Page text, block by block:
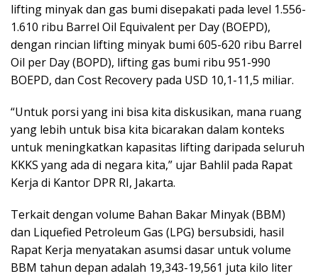
lifting minyak dan gas bumi disepakati pada level 1.556-
1.610 ribu Barrel Oil Equivalent per Day (BOEPD),
dengan rincian lifting minyak bumi 605-620 ribu Barrel
Oil per Day (BOPD), lifting gas bumi ribu 951-990
BOEPD, dan Cost Recovery pada USD 10,1-11,5 miliar.
“Untuk porsi yang ini bisa kita diskusikan, mana ruang
yang lebih untuk bisa kita bicarakan dalam konteks
untuk meningkatkan kapasitas lifting daripada seluruh
KKKS yang ada di negara kita,” ujar Bahlil pada Rapat
Kerja di Kantor DPR RI, Jakarta.
Terkait dengan volume Bahan Bakar Minyak (BBM)
dan Liquefied Petroleum Gas (LPG) bersubsidi, hasil
Rapat Kerja menyatakan asumsi dasar untuk volume
BBM tahun depan adalah 19,343-19,561 juta kilo liter